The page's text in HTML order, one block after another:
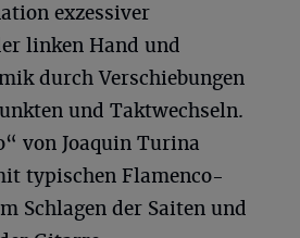
exzessiver
linken Hand und
durch Verschiebungen
und Taktwechseln.
von Joaquin Turina
typischen Flamenco-
Schlagen der Saiten und